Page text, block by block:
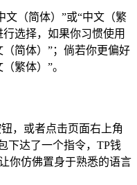
文（简体）”或“中文（繁
选择，如果你习惯使用
简体）”；倘若你更偏好
繁体）”。
，或者点击页面右上角
下达了一个指令，TP钱
你仿佛置身于熟悉的语言